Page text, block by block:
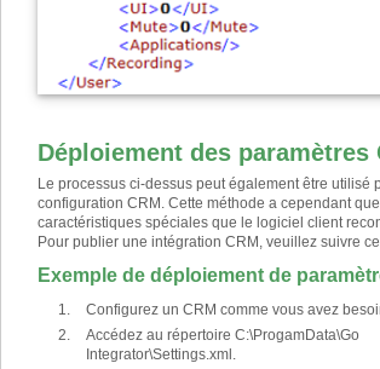
Déploiement des paramètres
Le processus ci-dessus peut également être utilisé
configuration CRM. Cette méthode a cependant
caractéristiques spéciales que le logiciel client
Pour publier une intégration CRM, veuillez suivre
Exemple de déploiement de
Configurez un CRM comme vous avez
Accédez au répertoire C:\ProgamData\Go
Integrator\Settings.xml.